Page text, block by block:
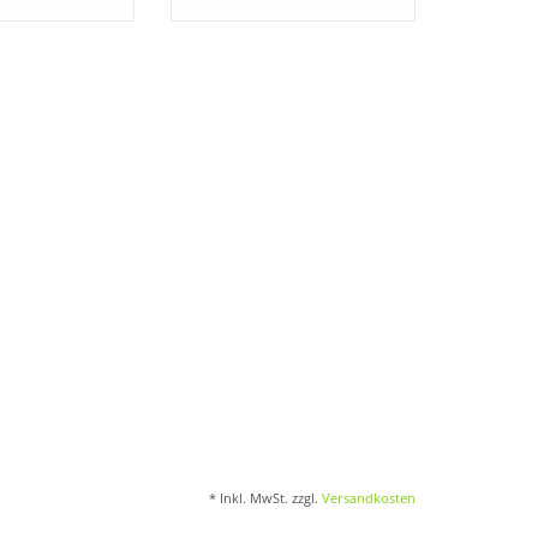
Dekorieren. Auch für Terrassen- und
* Inkl. MwSt. zzgl. Versandkosten